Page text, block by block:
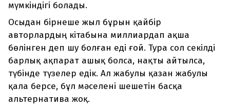
мүмкіндігі болады.
Осыдан бірнеше жыл бұрын қайбір
авторлардың кітабына миллиардап ақша
бөлінген деп шу болған еді ғой. Тура сол секілді
барлық ақпарат ашық болса, нақты айтылса,
түбінде түзелер едік. Ал жабулы қазан жабулы
қала берсе, бұл мәселені шешетін басқа
альтернатива жоқ.